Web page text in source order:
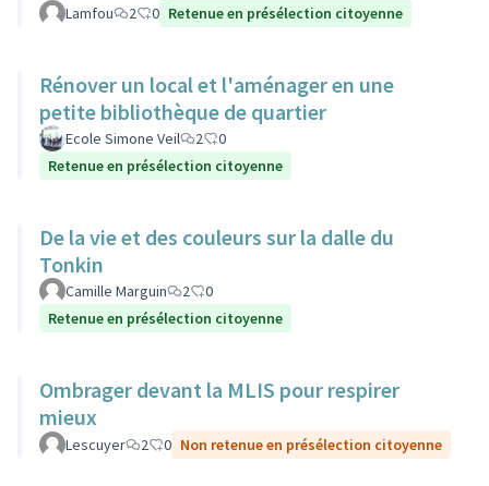
Lamfou 2 0 Retenue en présélection citoyenne
Rénover un local et l'aménager en une
petite bibliothèque de quartier
Ecole Simone Veil 2
0
Retenue en présélection citoyenne
De la vie et des couleurs sur la dalle du
Tonkin
Camille Marguin 2
0
Retenue en présélection citoyenne
Ombrager devant la MLIS pour respirer
mieux
Lescuyer 2 0 Non retenue en présélection citoyenne